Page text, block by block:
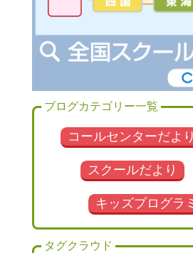
ブログカテゴリー一覧
コールセンターだより
スクールだより
キッズプログラ
タグクラウド